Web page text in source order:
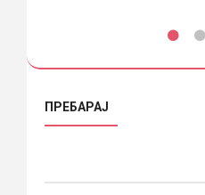
ПРЕБАРАЈ